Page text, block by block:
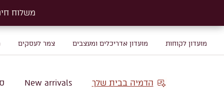
מועדון לקוחות מועדון אדריכלים ומעצבים צמר לעסקים
הדמיה בבית שלך New arrivals
משלוח חינם על
משלוח חינם על